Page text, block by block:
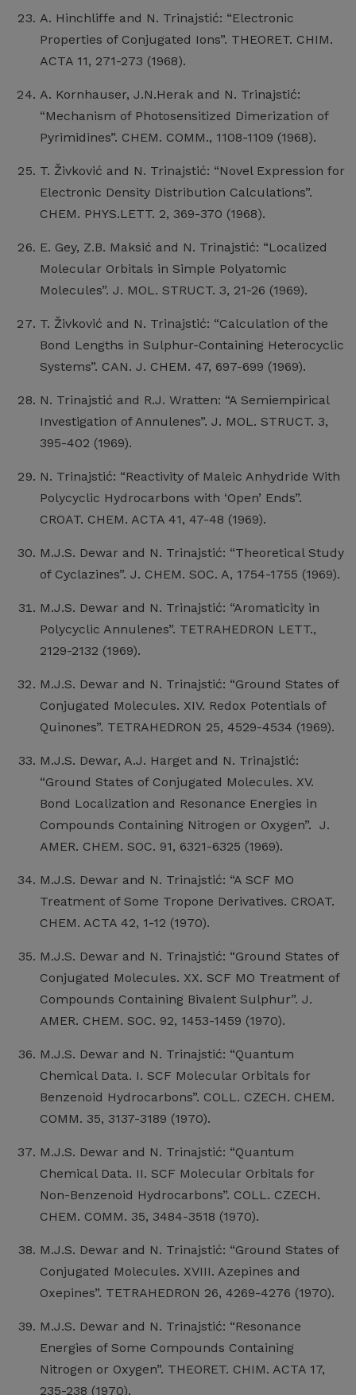
A. Hinchliffe and N. Trinajstić: “Electronic
Properties of Conjugated Ions”. THEORET. CHIM.
ACTA 11, 271-273 (1968).
A. Kornhauser, J.N.Herak and N. Trinajstić:
“Mechanism of Photosensitized Dimerization of
Pyrimidines”. CHEM. COMM., 1108-1109 (1968).
T. Živković and N. Trinajstić: “Novel Expression for
Electronic Density Distribution Calculations”.
CHEM. PHYS.LETT. 2, 369-370 (1968).
E. Gey, Z.B. Maksić and N. Trinajstić: “Localized
Molecular Orbitals in Simple Polyatomic
Molecules”. J. MOL. STRUCT. 3, 21-26 (1969).
T. Živković and N. Trinajstić: “Calculation of the
Bond Lengths in Sulphur-Containing Heterocyclic
Systems”. CAN. J. CHEM. 47, 697-699 (1969).
N. Trinajstić and R.J. Wratten: “A Semiempirical
Investigation of Annulenes”. J. MOL. STRUCT. 3,
395-402 (1969).
N. Trinajstić: “Reactivity of Maleic Anhydride With
Polycyclic Hydrocarbons with ‘Open’ Ends”.
CROAT. CHEM. ACTA 41, 47-48 (1969).
M.J.S. Dewar and N. Trinajstić: “Theoretical Study
of Cyclazines”. J. CHEM. SOC. A, 1754-1755 (1969).
M.J.S. Dewar and N. Trinajstić: “Aromaticity in
Polycyclic Annulenes”. TETRAHEDRON LETT.,
2129-2132 (1969).
M.J.S. Dewar and N. Trinajstić: “Ground States of
Conjugated Molecules. XIV. Redox Potentials of
Quinones”. TETRAHEDRON 25, 4529-4534 (1969).
M.J.S. Dewar, A.J. Harget and N. Trinajstić:
“Ground States of Conjugated Molecules. XV.
Bond Localization and Resonance Energies in
Compounds Containing Nitrogen or Oxygen”. J.
AMER. CHEM. SOC. 91, 6321-6325 (1969).
M.J.S. Dewar and N. Trinajstić: “A SCF MO
Treatment of Some Tropone Derivatives. CROAT.
CHEM. ACTA 42, 1-12 (1970).
M.J.S. Dewar and N. Trinajstić: “Ground States of
Conjugated Molecules. XX. SCF MO Treatment of
Compounds Containing Bivalent Sulphur”. J.
AMER. CHEM. SOC. 92, 1453-1459 (1970).
M.J.S. Dewar and N. Trinajstić: “Quantum
Chemical Data. I. SCF Molecular Orbitals for
Benzenoid Hydrocarbons”. COLL. CZECH. CHEM.
COMM. 35, 3137-3189 (1970).
M.J.S. Dewar and N. Trinajstić: “Quantum
Chemical Data. II. SCF Molecular Orbitals for
Non-Benzenoid Hydrocarbons”. COLL. CZECH.
CHEM. COMM. 35, 3484-3518 (1970).
M.J.S. Dewar and N. Trinajstić: “Ground States of
Conjugated Molecules. XVIII. Azepines and
Oxepines”. TETRAHEDRON 26, 4269-4276 (1970).
M.J.S. Dewar and N. Trinajstić: “Resonance
Energies of Some Compounds Containing
Nitrogen or Oxygen”. THEORET. CHIM. ACTA 17,
235-238 (1970).